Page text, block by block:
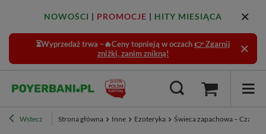
NOWOŚCI | PROMOCJE | HITY MIESIĄCA
⏳Wyprzedaż trwa –🔥Ceny topnieją w oczach 👉 Zgarnij
zniżki, zanim znikną!
Wstecz Strona główna Inne Ezoteryka Świeca zapachowa – Czakra